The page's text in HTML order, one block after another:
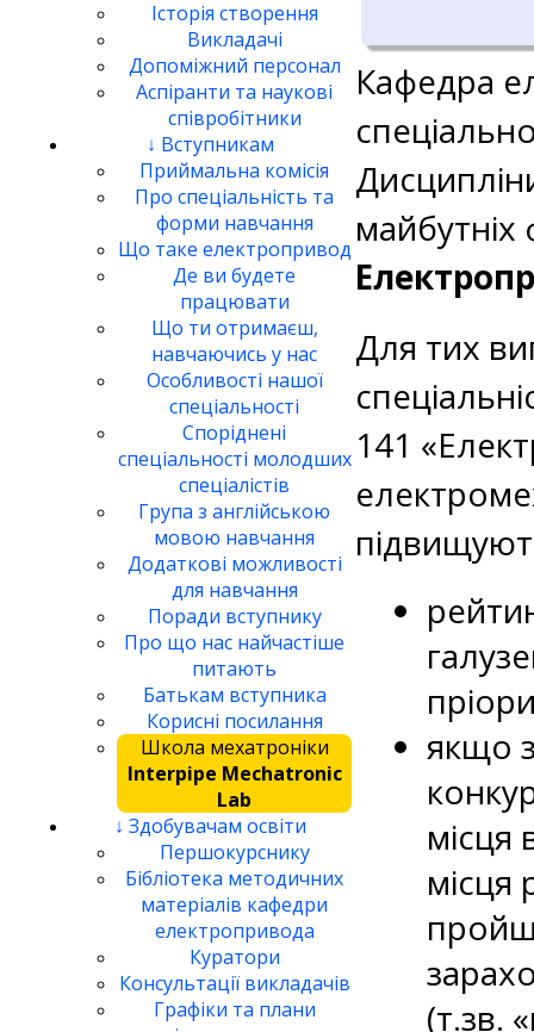
Історія створення
Викладачі
Допоміжний персонал
Аспіранти та наукові
співробітники
↓ Вступникам
Приймальна комісія
Про спеціальність та
форми навчання
Що таке електропривод
Де ви будете
працювати
Що ти отримаєш,
навчаючись у нас
Особливості нашої
спеціальності
Споріднені
спеціальності молодших
спеціалістів
Група з англійською
мовою навчання
Додаткові можливості
для навчання
Поради вступнику
Про що нас найчастіше
питають
Батькам вступника
Корисні посилання
Школа мехатроніки
Interpipe Mechatronic
Lab
↓ Здобувачам освіти
Першокурснику
Бібліотека методичних
матеріалів кафедри
електропривода
Куратори
Консультації викладачів
Графіки та плани
Кафедра
майбутніх
Для тих
141
якщо
місця
місця
(т.зв.